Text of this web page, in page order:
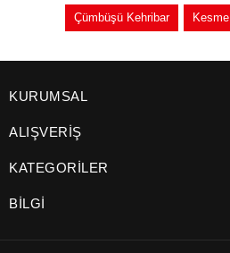
Çümbüşü Kehribar Kesme
KURUMSAL
ALIŞVERİŞ
KATEGORİLER
BİLGİ